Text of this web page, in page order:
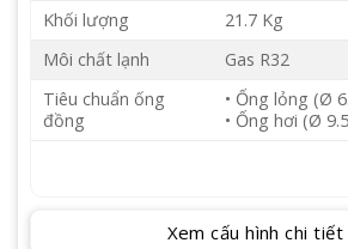
Khối lượng
21.7 Kg
Môi chất lạnh
Gas R32
Tiêu chuẩn ống
đồng
• Ống lỏng (Ø
• Ống hơi (Ø
Xem cấu hình chi tiết